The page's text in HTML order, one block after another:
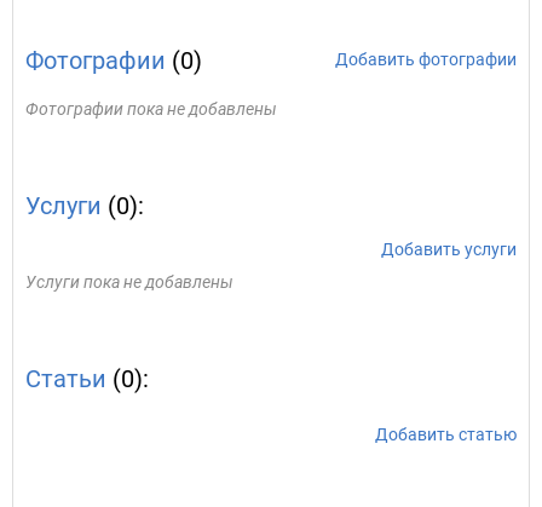
Фотографии (0) Добавить фотографии
Фотографии пока не добавлены
Услуги (0):
Добавить услуги
Услуги пока не добавлены
Статьи (0):
Добавить статью